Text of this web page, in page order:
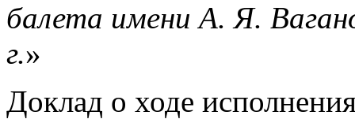
балета имени А. Я.
г.»
Доклад о ходе